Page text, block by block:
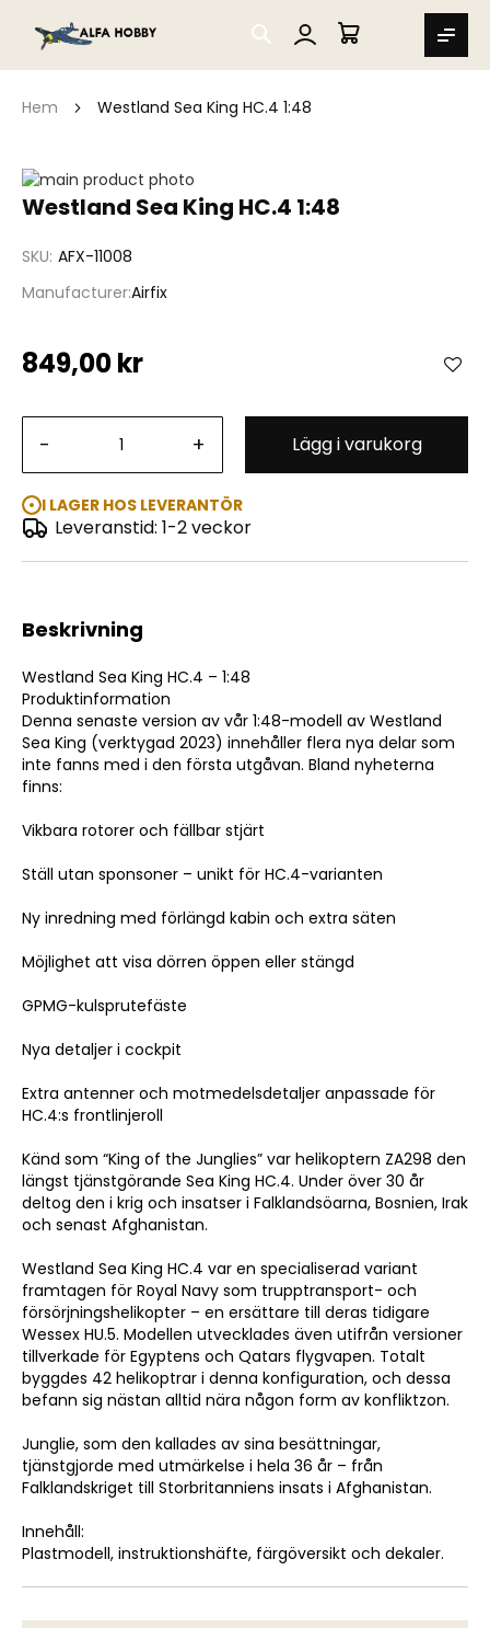
SEARCH
MIN VARUKORG
Hem Westland Sea King HC.4 1:48
Westland Sea King HC.4 1:48
SKU AFX-11008
ManufacturerAirfix
849,00 kr
- + Lägg i varukorg
I LAGER HOS LEVERANTÖR
Leveranstid: 1-2 veckor
Hoppa
till
bildgalleriet
Westland Sea King HC.4 1:48
Hoppa
av
bildgalleriet
Beskrivning
Westland Sea King HC.4 – 1:48
Produktinformation
Denna senaste version av vår 1:48-modell av Westland
Sea King (verktygad 2023) innehåller flera nya delar som
inte fanns med i den första utgåvan. Bland nyheterna
finns:
Vikbara rotorer och fällbar stjärt
Ställ utan sponsoner – unikt för HC.4-varianten
Ny inredning med förlängd kabin och extra säten
Möjlighet att visa dörren öppen eller stängd
GPMG-kulsprutefäste
Nya detaljer i cockpit
Extra antenner och motmedelsdetaljer anpassade för
HC.4:s frontlinjeroll
Känd som “King of the Junglies” var helikoptern ZA298 den
längst tjänstgörande Sea King HC.4. Under över 30 år
deltog den i krig och insatser i Falklandsöarna, Bosnien, Irak
och senast Afghanistan.
Westland Sea King HC.4 var en specialiserad variant
framtagen för Royal Navy som trupptransport- och
försörjningshelikopter – en ersättare till deras tidigare
Wessex HU.5. Modellen utvecklades även utifrån versioner
tillverkade för Egyptens och Qatars flygvapen. Totalt
byggdes 42 helikoptrar i denna konfiguration, och dessa
befann sig nästan alltid nära någon form av konfliktzon.
Junglie, som den kallades av sina besättningar,
tjänstgjorde med utmärkelse i hela 36 år – från
Falklandskriget till Storbritanniens insats i Afghanistan.
Innehåll:
Plastmodell, instruktionshäfte, färgöversikt och dekaler.